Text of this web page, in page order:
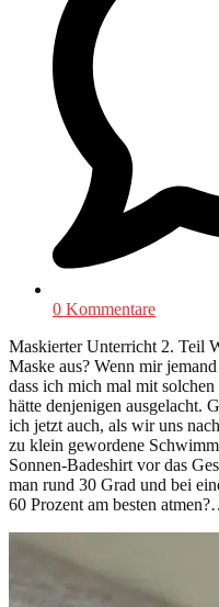
0 Kommentare
Maskierter Unterricht 2. Teil
Maske aus? Wenn mir
dass ich mich mal mit
hätte denjenigen ausgelacht.
ich jetzt auch, als wir uns
zu klein gewordene
Sonnen-Badeshirt vor das
man rund 30 Grad und bei
60 Prozent am besten